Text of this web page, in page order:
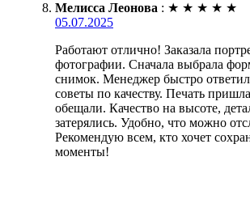
Мелисса Леонова : ★ ★ ★ ★ ★
05.07.2025
Работают отлично! Заказала
фотографии. Сначала выбрала
снимок. Менеджер быстро
советы по качеству. Печать
обещали. Качество на высоте,
затерялись. Удобно, что можно
Рекомендую всем, кто хочет
моменты!